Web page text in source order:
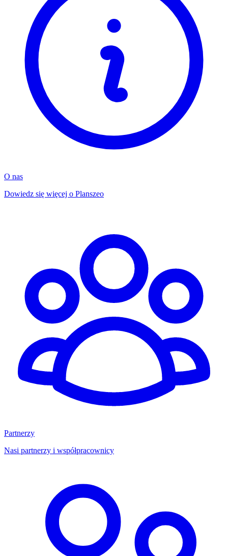
O nas
Dowiedz się więcej o Planszeo
Partnerzy
Nasi partnerzy i współpracownicy